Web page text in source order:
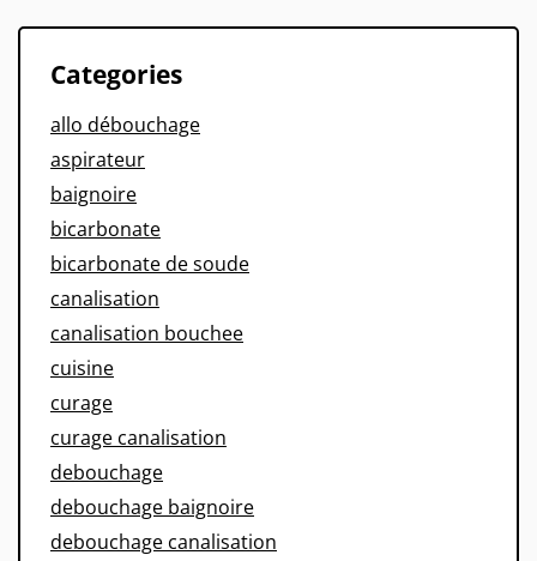
Categories
allo débouchage
aspirateur
baignoire
bicarbonate
bicarbonate de soude
canalisation
canalisation bouchee
cuisine
curage
curage canalisation
debouchage
debouchage baignoire
debouchage canalisation